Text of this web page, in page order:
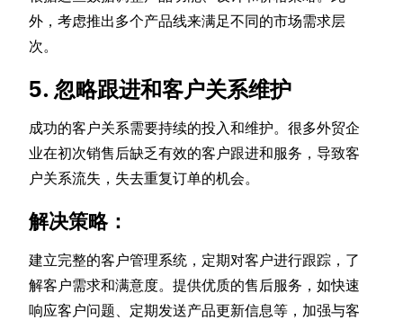
外，考虑推出多个产品线来满足不同的市场需求层
次。
5. 忽略跟进和客户关系维护
成功的客户关系需要持续的投入和维护。很多外贸企
业在初次销售后缺乏有效的客户跟进和服务，导致客
户关系流失，失去重复订单的机会。
解决策略：
建立完整的客户管理系统，定期对客户进行跟踪，了
解客户需求和满意度。提供优质的售后服务，如快速
响应客户问题、定期发送产品更新信息等，加强与客